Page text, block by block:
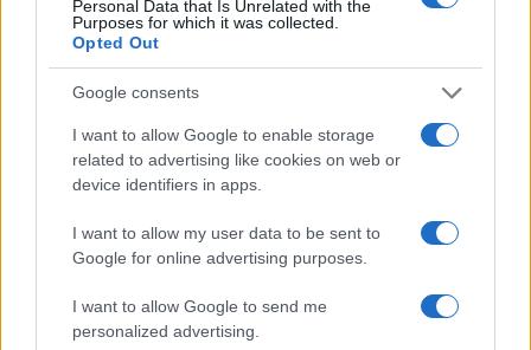
Personal Data that Is Unrelated with the
Purposes for which it was collected.
Opted Out
Google consents
I want to allow Google to enable storage
related to advertising like cookies on web or
device identifiers in apps.
I want to allow my user data to be sent to
Google for online advertising purposes.
I want to allow Google to send me
personalized advertising.
genuine a Verona
Cristian Castiglioni · 7 Ago 2026